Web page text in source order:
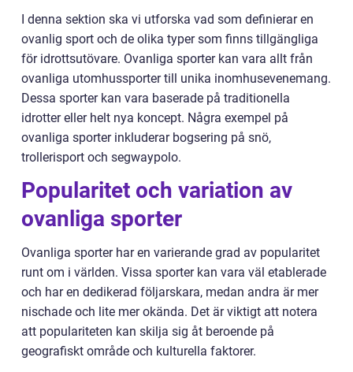
I denna sektion ska vi utforska vad som definierar en
ovanlig sport och de olika typer som finns tillgängliga
för idrottsutövare. Ovanliga sporter kan vara allt från
ovanliga utomhussporter till unika inomhusevenemang.
Dessa sporter kan vara baserade på traditionella
idrotter eller helt nya koncept. Några exempel på
ovanliga sporter inkluderar bogsering på snö,
trollerisport och segwaypolo.
Popularitet och variation av
ovanliga sporter
Ovanliga sporter har en varierande grad av popularitet
runt om i världen. Vissa sporter kan vara väl etablerade
och har en dedikerad följarskara, medan andra är mer
nischade och lite mer okända. Det är viktigt att notera
att populariteten kan skilja sig åt beroende på
geografiskt område och kulturella faktorer.